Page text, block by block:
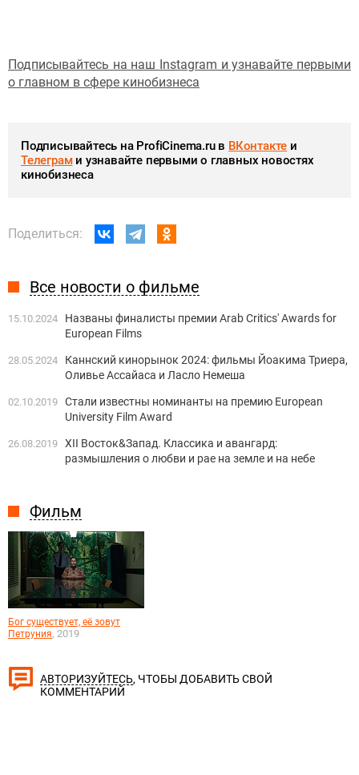
Подписывайтесь на наш Instagram и узнавайте первыми
о главном в сфере кинобизнеса
Подписывайтесь на ProfiCinema.ru в ВКонтакте и
Телеграми узнавайте первыми о главных новостях
кинобизнеса
Поделиться:
Фильм
Бог существует, её зовут
Петруния, 2019
Все новости о фильме
15.10.2024
Названы финалисты премии Arab Critics' Awards for
European Films
28.05.2024
Каннский кинорынок 2024: фильмы Йоакима Триера,
Оливье Ассайаса и Ласло Немеша
02.10.2019 Стали известны номинанты на премию European
University Film Award
26.08.2019 XII Восток&Запад. Классика и авангард:
размышления о любви и рае на земле и на небе
АВТОРИЗУЙТЕСЬ, ЧТОБЫ ДОБАВИТЬ СВОЙ
КОММЕНТАРИЙ